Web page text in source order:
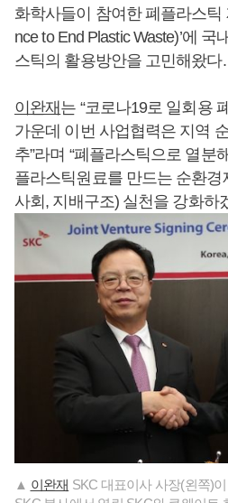
화학사들이 참여한 폐플라스틱
nce to End Plastic Waste)’에
스틱의 활용방안을 고민해왔다.
이완재는 “코로나19로 일회용
가운데 이번 사업협력은 지역
추”라며 “폐플라스틱으로 열분
플라스틱원료를 만드는 순환경
사회, 지배구조) 실천을 강화하
▲ 이완재 SKC 대표이사 사장(왼쪽)